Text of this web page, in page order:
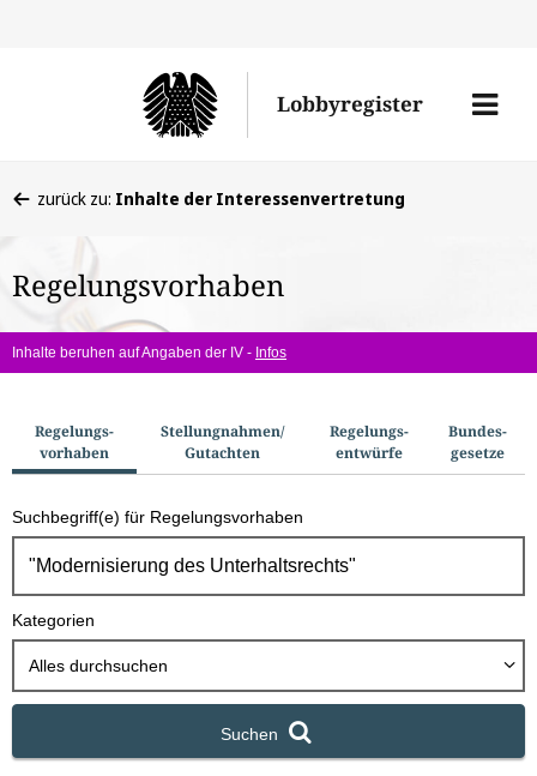
den
Lobbyregister
Menü
befinden
hier:
zurück zu: Inhalte der Interessenvertretung
Regelungsvorhaben
Inhalte beruhen auf Angaben der IV - Infos
u
c
h
o
Regelungs­
vorhaben
Stellungnahmen/​
Gutachten
Regelungs­
entwürfe
Bundes­
gesetze
Suchbegriff(e) für Regelungsvorhaben
Kategorien
Alles durchsuchen
Suchen